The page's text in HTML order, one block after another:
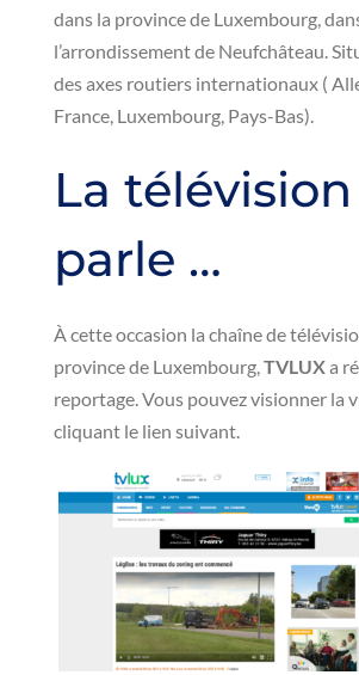
dans la province de Luxembourg,
l’arrondissement de Neufchâteau.
des axes routiers internationaux (
France, Luxembourg, Pays-Bas).
La
parle …
À cette occasion la chaîne de
province de Luxembourg,TVLUXa
reportage. Vous pouvez visionner la
cliquant le lien suivant.